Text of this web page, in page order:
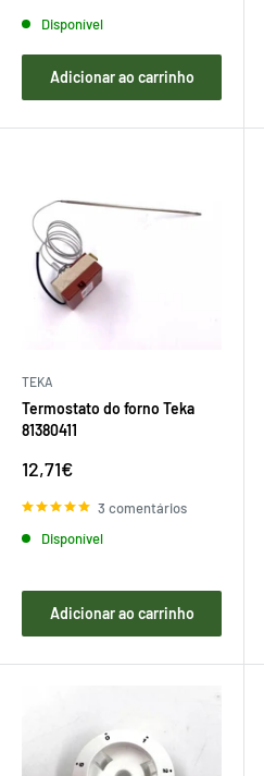
Disponível
Adicionar ao carrinho
TEKA
Termostato do forno Teka
81380411
Preço
venda
12,71€
3 comentários
Disponível
Adicionar ao carrinho